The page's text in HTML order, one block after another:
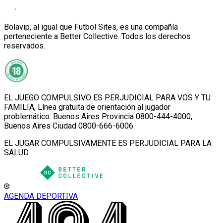
Bolavip, al igual que Futbol Sites, es una compañía
perteneciente a Better Collective. Todos los derechos
reservados.
EL JUEGO COMPULSIVO ES PERJUDICIAL PARA VOS Y TU
FAMILIA, Línea gratuita de orientación al jugador
problemático: Buenos Aires Provincia 0800-444-4000,
Buenos Aires Ciudad 0800-666-6006
EL JUGAR COMPULSIVAMENTE ES PERJUDICIAL PARA LA
SALUD.
AGENDA DEPORTIVA